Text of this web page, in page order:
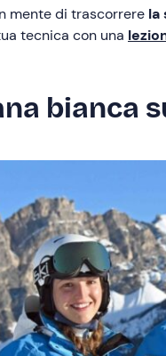
mente di trascorrere la
tecnica con una
bianca